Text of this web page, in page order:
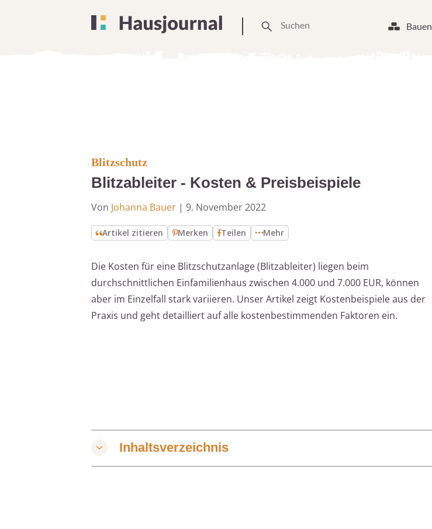
Bauen
Blitzschutz
Blitzableiter - Kosten & Preisbeispiele
Von Johanna Bauer | 9. November 2022
Artikel zitieren Merken Teilen Mehr
Die Kosten für eine Blitzschutzanlage (Blitzableiter) liegen beim
durchschnittlichen Einfamilienhaus zwischen 4.000 und 7.000 EUR, können
aber im Einzelfall stark variieren. Unser Artikel zeigt Kostenbeispiele aus der
Praxis und geht detailliert auf alle kostenbestimmenden Faktoren ein.
Inhaltsverzeichnis